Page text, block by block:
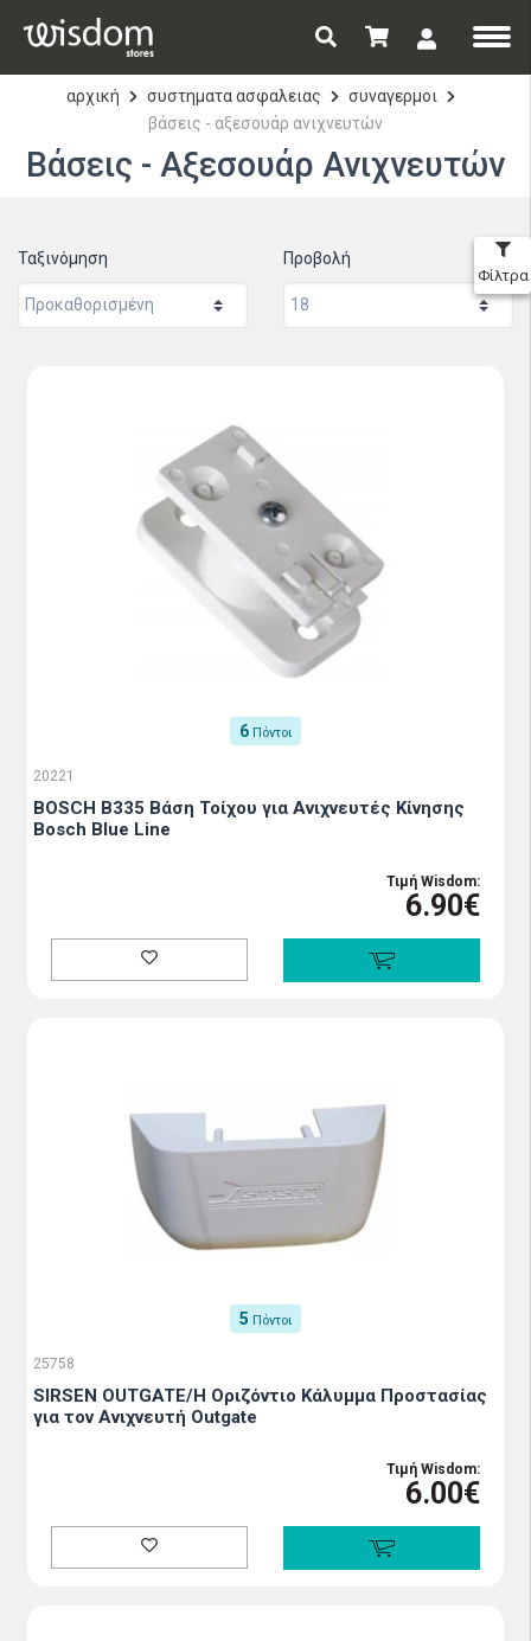
αρχική συστηματα ασφαλειας
συναγερμοι
βάσεις - αξεσουάρ ανιχνευτών
Βάσεις - Αξεσουάρ Ανιχνευτών
Ταξινόμηση Προβολή
Φίλτρα
6 Πόντοι
20221
BOSCH B335 Βάση Τοίχου για Ανιχνευτές Κίνησης
Bosch Blue Line
Τιμή Wisdom:
6.90€
5 Πόντοι
25758
SIRSEN OUTGATE/H Οριζόντιο Κάλυμμα Προστασίας
για τον Ανιχνευτή Outgate
Τιμή Wisdom:
6.00€